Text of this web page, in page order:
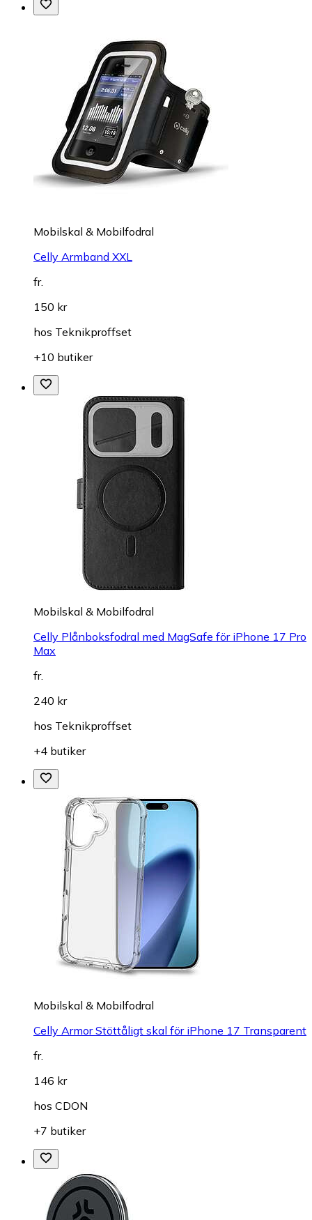
Mobilskal & Mobilfodral
Celly Armband XXL
fr.
150 kr
hos Teknikproffset
+10 butiker
Mobilskal & Mobilfodral
Celly Plånboksfodral med MagSafe för iPhone 17 Pro
Max
fr.
240 kr
hos Teknikproffset
+4 butiker
Mobilskal & Mobilfodral
Celly Armor Stöttåligt skal för iPhone 17 Transparent
fr.
146 kr
hos CDON
+7 butiker